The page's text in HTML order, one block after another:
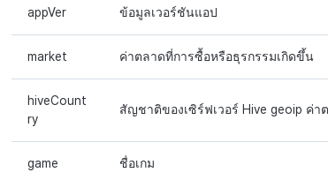
appVer ข้อมูลเวอร์ชันแอป
market ค่าตลาดที่การซื้อหรือธุรกรรมเกิดขึ้น
hiveCount
ry
สัญชาติของเซิร์ฟเวอร์ Hive geoip ค่า
game ชื่อเกม